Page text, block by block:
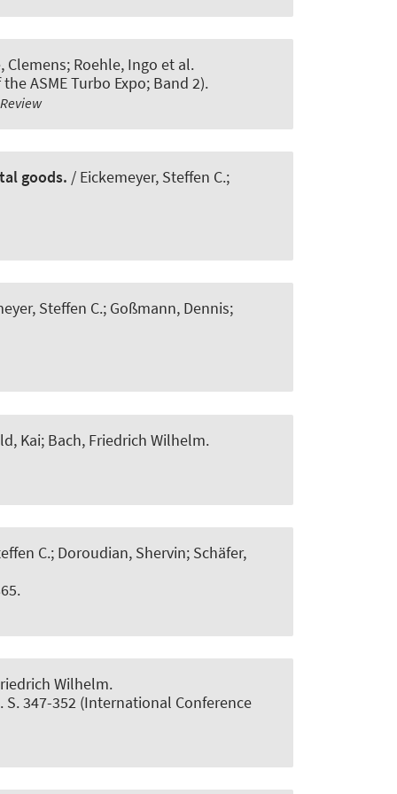
Clemens; Roehle, Ingo et al.
ASME Turbo Expo; Band 2).
goods. / Eickemeyer, Steffen C.;
Steffen C.; Goßmann, Dennis;
Kai; Bach, Friedrich Wilhelm.
C.; Doroudian, Shervin; Schäfer,
Wilhelm.
347-352 (International Conference